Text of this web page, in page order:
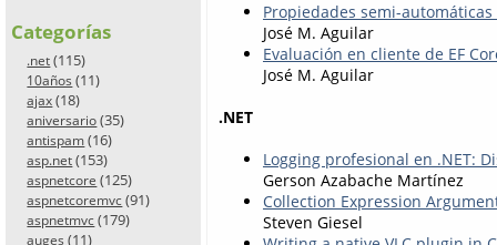
Categorías
.net (115)
10años (11)
ajax (18)
aniversario (35)
antispam (16)
asp.net (153)
aspnetcore (125)
aspnetcoremvc (91)
aspnetmvc (179)
auges (11)
Propiedades semi-automáticas
José M. Aguilar
Evaluación en cliente de EF
José M. Aguilar
.NET
Logging profesional en .NET:
Gerson Azabache Martínez
Collection Expression
Steven Giesel